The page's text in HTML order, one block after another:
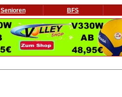
Senioren BFS